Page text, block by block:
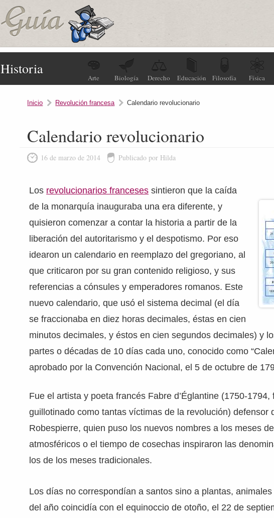
Historia
Arte Biología Derecho Educación Filosofía Física
Inicio Revolución francesa Calendario revolucionario
Calendario revolucionario
16 de marzo de 2014 Publicado por Hilda
Los revolucionarios franceses sintieron que la caída
de la monarquía inauguraba una era diferente, y
quisieron comenzar a contar la historia a partir de la
liberación del autoritarismo y el despotismo. Por eso
idearon un calendario en reemplazo del gregoriano, al
que criticaron por su gran contenido religioso, y sus
referencias a cónsules y emperadores romanos. Este
nuevo calendario, que usó el sistema decimal (el día
se fraccionaba en diez horas decimales, éstas en cien
minutos decimales, y éstos en cien segundos decimales) y
partes o décadas de 10 días cada uno, conocido como
aprobado por la Convención Nacional, el 5 de octubre de
Fue el artista y poeta francés Fabre d’Églantine (1750-
guillotinado como tantas víctimas de la revolución) defensor
Robespierre, quien puso los nuevos nombres a los meses
atmosféricos o el tiempo de cosechas inspiraron las
los de los meses tradicionales.
Los días no correspondían a santos sino a plantas,
del año coincidía con el equinoccio de otoño, el 22 de